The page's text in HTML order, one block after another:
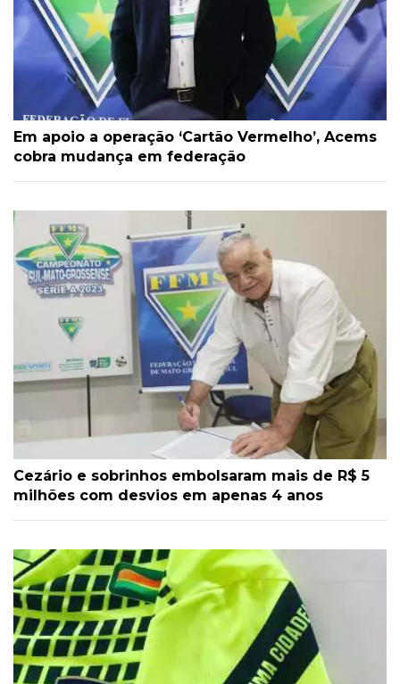
Em apoio a operação ‘Cartão Vermelho’, Acems
cobra mudança em federação
Cezário e sobrinhos embolsaram mais de R$ 5
milhões com desvios em apenas 4 anos